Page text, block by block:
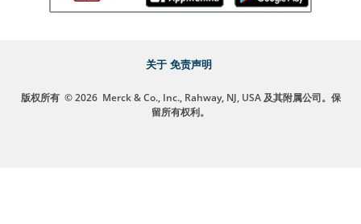
关于 免责声明
版权所有 © 2026 Merck & Co., Inc., Rahway, NJ, USA 及其附属公司。保
留所有权利。